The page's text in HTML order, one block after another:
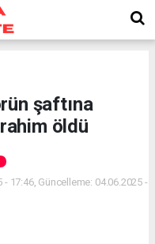
şaftına
öldü
17:46, Güncelleme: 04.06.2025 -